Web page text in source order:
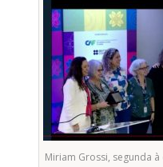
Miriam Grossi, segunda